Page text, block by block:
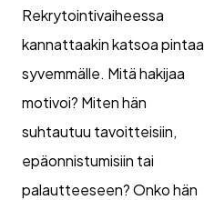
Rekrytointivaiheessa
kannattaakin katsoa pintaa
syvemmälle. Mitä hakijaa
motivoi? Miten hän
suhtautuu tavoitteisiin,
epäonnistumisiin tai
palautteeseen? Onko hän